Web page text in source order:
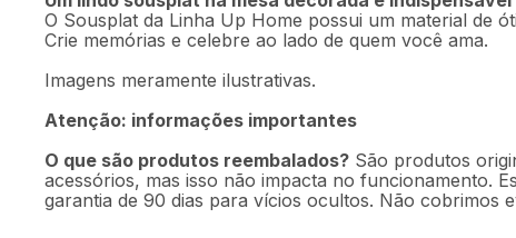
O Sousplat da Linha Up Home possui um material de
Crie memórias e celebre ao lado de quem você ama.
Imagens meramente ilustrativas.
Atenção: informações importantes
O que são produtos reembalados? São produtos
acessórios, mas isso não impacta no funcionamento.
garantia de 90 dias para vícios ocultos. Não cobrimos